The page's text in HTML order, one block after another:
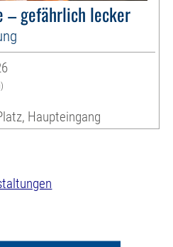
– gefährlich lecker
Haupteingang